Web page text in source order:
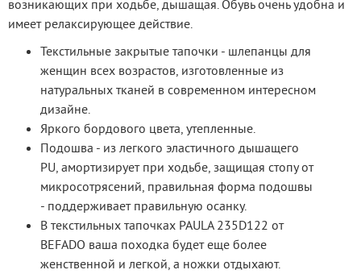
возникающих при ходьбе, дышащая. Обувь очень удобна и
имеет релаксирующее действие.
Текстильные закрытые тапочки - шлепанцы для
женщин всех возрастов, изготовленные из
натуральных тканей в современном интересном
дизайне.
Яркого бордового цвета, утепленные.
Подошва - из легкого эластичного дышащего
PU, амортизирует при ходьбе, защищая стопу от
микросотрясений, правильная форма подошвы
- поддерживает правильную осанку.
В текстильных тапочках PAULA 235D122 от
BEFADO ваша походка будет еще более
женственной и легкой, а ножки отдыхают.